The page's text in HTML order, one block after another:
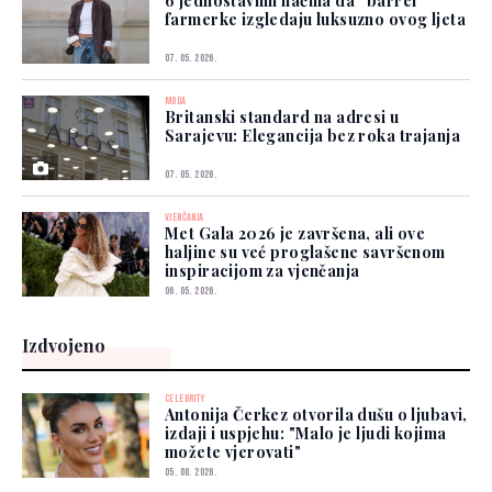
farmerke izgledaju luksuzno ovog ljeta
07. 05. 2026.
MODA
Britanski standard na adresi u
Sarajevu: Elegancija bez roka trajanja
07. 05. 2026.
VJENČANJA
Met Gala 2026 je završena, ali ove
haljine su već proglašene savršenom
inspiracijom za vjenčanja
06. 05. 2026.
Izdvojeno
CELEBRITY
Antonija Čerkez otvorila dušu o ljubavi,
izdaji i uspjehu: "Malo je ljudi kojima
možete vjerovati"
05. 08. 2026.